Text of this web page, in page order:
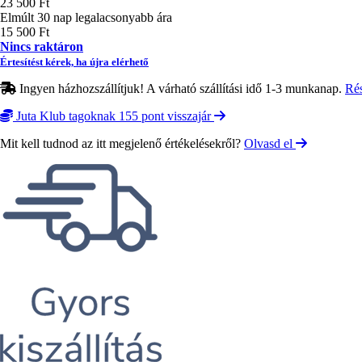
Elmúlt 30 nap legalacsonyabb ára
15 500 Ft
Nincs raktáron
Értesítést kérek, ha újra elérhető
Ingyen házhozszállítjuk! A várható szállítási idő 1-3 munkanap.
Juta Klub tagoknak 155 pont visszajár
Mit kell tudnod az itt megjelenő értékelésekről? Olvasd el